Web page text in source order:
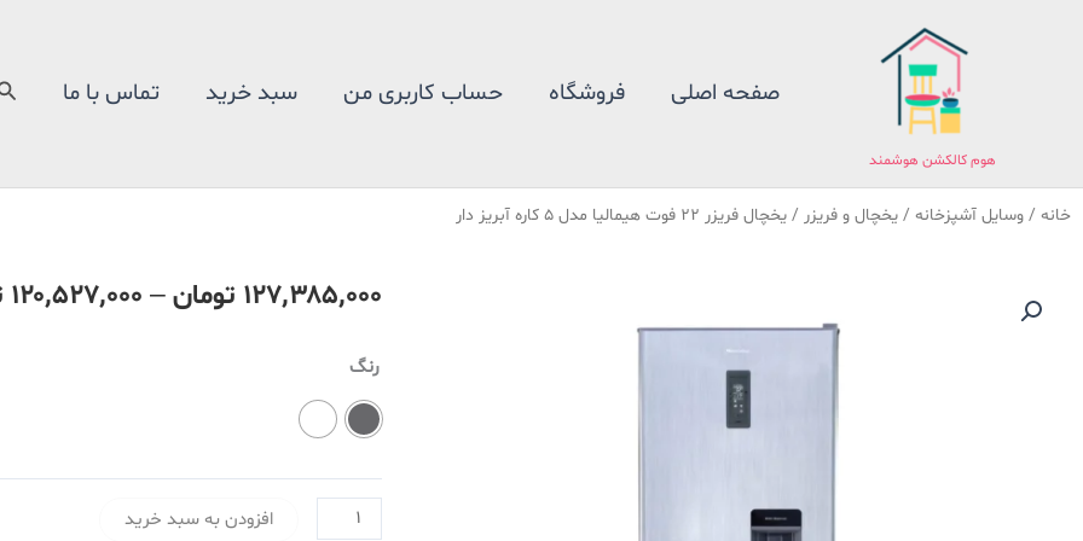
هوم کالکشن هوشمند
صفحه اصلی فروشگاه حساب کاربری من سبد خرید تماس با ما
خانه / وسایل آشپزخانه / یخچال و فریزر / یخچال فریزر 22 فوت هیمالیا مدل 5 کاره آبریز دار
۱۲۷٬۳۸۵٬۰۰۰ تومان– ۱۲۰٬۵۲۷٬۰۰۰
رنگ
یخچال
فریزر
22
هیمالیا
مدل
افزودن به سبد خرید